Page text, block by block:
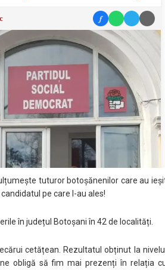
f
tuturor botoșănenilor care au
pe care l-au ales!
în județul Botoșani în 42 de localități.
cetățean. Rezultatul obținut la
obligă să fim mai prezenți în relația